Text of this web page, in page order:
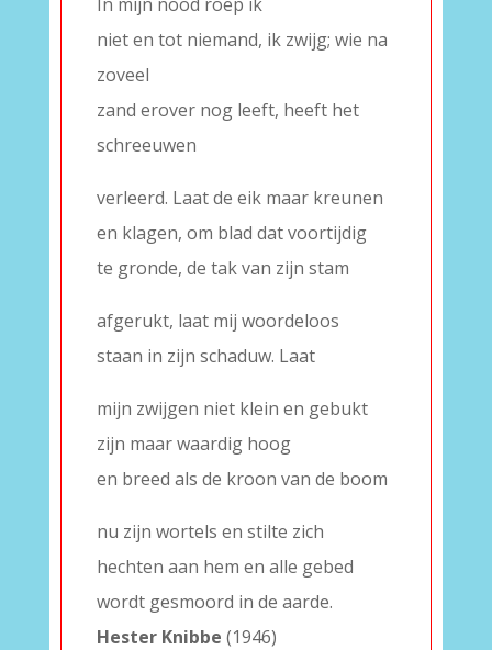
niet en tot niemand, ik zwijg; wie na
zoveel
zand erover nog leeft, heeft het
schreeuwen
verleerd. Laat de eik maar kreunen
en klagen, om blad dat voortijdig
te gronde, de tak van zijn stam
afgerukt, laat mij woordeloos
staan in zijn schaduw. Laat
mijn zwijgen niet klein en gebukt
zijn maar waardig hoog
en breed als de kroon van de boom
nu zijn wortels en stilte zich
hechten aan hem en alle gebed
wordt gesmoord in de aarde.
Hester Knibbe (1946)